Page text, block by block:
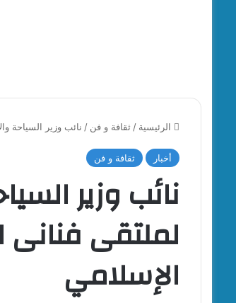
الرئيسية / ثقافة و فن / نائب وزير السياحة
أخبار ثقافة و فن
نائب وزير
لملتقى
الإسلامي